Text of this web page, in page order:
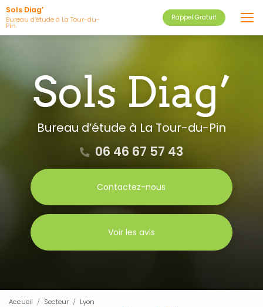
Aller
au
contenu
Sols Diag’
Bureau d’étude à La Tour-du-
Pin
Rappel Gratuit
Bureau d’étude à La Tour-du-Pin
06 46 67 57 43
Contactez-nous
Voir les avis
Accueil Secteur
Lyon